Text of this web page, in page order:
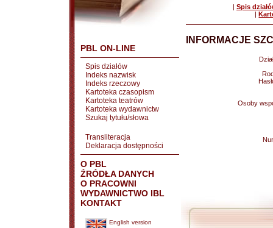
PBL ON-LINE
Spis działów
Indeks nazwisk
Indeks rzeczowy
Kartoteka czasopism
Kartoteka teatrów
Kartoteka wydawnictw
Szukaj tytułu/słowa
Transliteracja
Deklaracja dostępności
O PBL
ŹRÓDŁA DANYCH
O PRACOWNI
WYDAWNICTWO IBL
KONTAKT
English version
| Spis
|
INFORMACJE
Osoby